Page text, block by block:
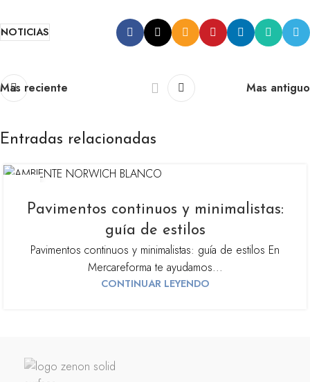
NOTICIAS
Mas reciente Mas antiguo
Entradas relacionadas
Pavimentos continuos y minimalistas:
guía de estilos
Pavimentos continuos y minimalistas: guía de estilos En
Mercareforma te ayudamos...
CONTINUAR LEYENDO